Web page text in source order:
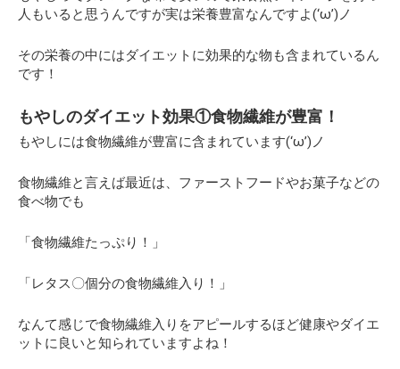
人もいると思うんですが実は栄養豊富なんですよ(‘ω’)ノ
その栄養の中にはダイエットに効果的な物も含まれているん
です！
もやしのダイエット効果①食物繊維が豊富！
もやしには食物繊維が豊富に含まれています(‘ω’)ノ
食物繊維と言えば最近は、ファーストフードやお菓子などの
食べ物でも
「食物繊維たっぷり！」
「レタス〇個分の食物繊維入り！」
なんて感じで食物繊維入りをアピールするほど健康やダイエ
ットに良いと知られていますよね！